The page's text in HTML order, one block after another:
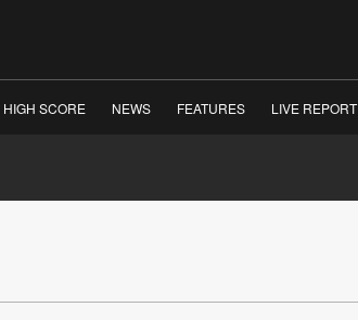
HIGH SCORE NEWS FEATURES LIVE REPORT